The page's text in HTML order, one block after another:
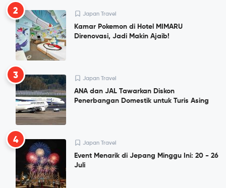
2 Japan Travel
Kamar Pokemon di Hotel MIMARU
Direnovasi, Jadi Makin Ajaib!
3 Japan Travel
ANA dan JAL Tawarkan Diskon
Penerbangan Domestik untuk Turis Asing
4 Japan Travel
Event Menarik di Jepang Minggu Ini: 20 - 26
Juli